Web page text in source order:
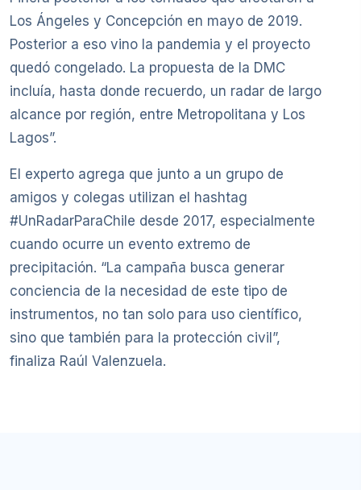
Los Ángeles y Concepción en mayo de 2019.
Posterior a eso vino la pandemia y el proyecto
quedó congelado. La propuesta de la DMC
incluía, hasta donde recuerdo, un radar de largo
alcance por región, entre Metropolitana y Los
Lagos”.
El experto agrega que junto a un grupo de
amigos y colegas utilizan el hashtag
#UnRadarParaChile desde 2017, especialmente
cuando ocurre un evento extremo de
precipitación. “La campaña busca generar
conciencia de la necesidad de este tipo de
instrumentos, no tan solo para uso científico,
sino que también para la protección civil”,
finaliza Raúl Valenzuela.